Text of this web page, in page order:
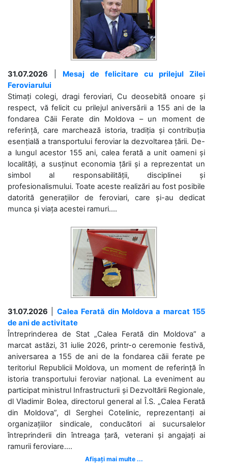
31.07.2026
Mesaj de felicitare cu prilejul Zilei
Feroviarului
Stimați colegi, dragi feroviari, Cu deosebită onoare și
respect, vă felicit cu prilejul aniversării a 155 ani de la
fondarea Căii Ferate din Moldova – un moment de
referință, care marchează istoria, tradiția și contribuția
esențială a transportului feroviar la dezvoltarea țării. De-
a lungul acestor 155 ani, calea ferată a unit oameni și
localități, a susținut economia țării și a reprezentat un
simbol al responsabilității, disciplinei și
profesionalismului. Toate aceste realizări au fost posibile
datorită generațiilor de feroviari, care și-au dedicat
munca și viața acestei ramuri....
31.07.2026
Calea Ferată din Moldova a marcat 155
de ani de activitate
Întreprinderea de Stat „Calea Ferată din Moldova” a
marcat astăzi, 31 iulie 2026, printr-o ceremonie festivă,
aniversarea a 155 de ani de la fondarea căii ferate pe
teritoriul Republicii Moldova, un moment de referință în
istoria transportului feroviar național. La eveniment au
participat ministrul Infrastructurii și Dezvoltării Regionale,
dl Vladimir Bolea, directorul general al Î.S. „Calea Ferată
din Moldova”, dl Serghei Cotelinic, reprezentanți ai
organizațiilor sindicale, conducători ai sucursalelor
întreprinderii din întreaga țară, veterani și angajați ai
ramurii feroviare....
Afișați mai multe ...